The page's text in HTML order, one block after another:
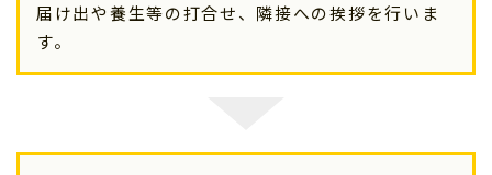
届け出や養生等の打合せ、隣接への挨拶を行いま
す。